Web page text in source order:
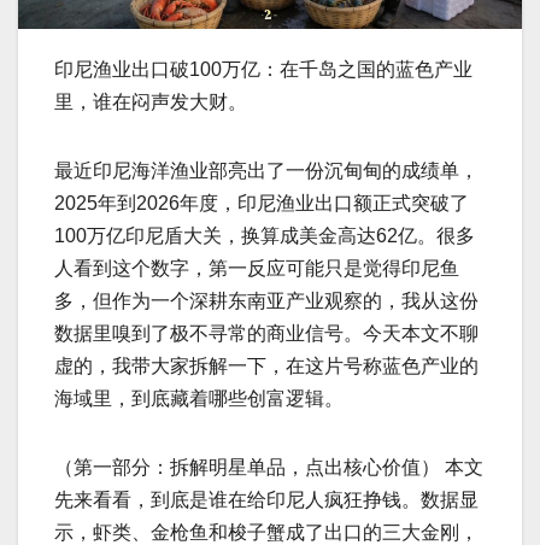
印尼渔业出口破100万亿：在千岛之国的蓝色产业
里，谁在闷声发大财。
最近印尼海洋渔业部亮出了一份沉甸甸的成绩单，
2025年到2026年度，印尼渔业出口额正式突破了
100万亿印尼盾大关，换算成美金高达62亿。很多
人看到这个数字，第一反应可能只是觉得印尼鱼
多，但作为一个深耕东南亚产业观察的，我从这份
数据里嗅到了极不寻常的商业信号。今天本文不聊
虚的，我带大家拆解一下，在这片号称蓝色产业的
海域里，到底藏着哪些创富逻辑。
（第一部分：拆解明星单品，点出核心价值） 本文
先来看看，到底是谁在给印尼人疯狂挣钱。数据显
示，虾类、金枪鱼和梭子蟹成了出口的三大金刚，